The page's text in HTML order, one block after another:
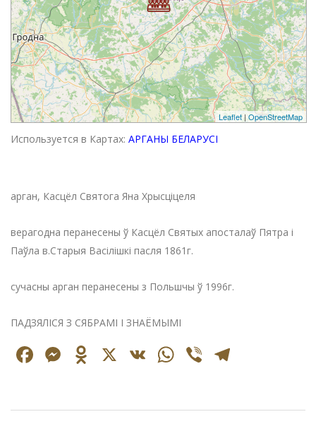
Leaflet | OpenStreetMap
Используется в Картах: АРГАНЫ БЕЛАРУСІ
арган, Касцёл Святога Яна Хрысціцеля
верагодна перанесены ў Касцёл Святых апосталаў Пятра і
Паўла в.Старыя Васілішкі пасля 1861г.
сучасны арган перанесены з Польшчы ў 1996г.
ПАДЗЯЛІСЯ З СЯБРАМІ І ЗНАЁМЫМІ
Facebook
Messenger
Odnoklassniki
X VK WhatsApp
Viber